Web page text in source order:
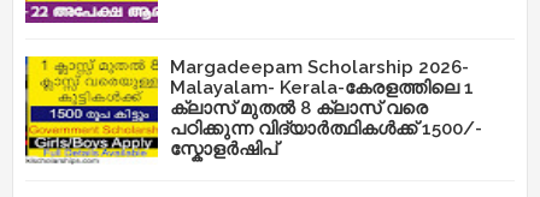
Margadeepam Scholarship 2026-
Malayalam- Kerala-കേരളത്തിലെ 1
ക്ലാസ് മുതൽ 8 ക്ലാസ് വരെ
പഠിക്കുന്ന വിദ്യാർത്ഥികൾക്ക് 1500/-
സ്കോളർഷിപ്